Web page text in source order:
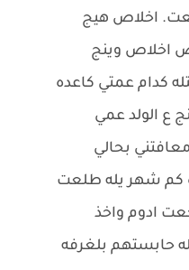
اخلاص هيج
اخلاص وينج
كدام عمتي كاعده
ع الولد عمي
بحالي
كم شهر يله طلعت
حابستهم بلغرفه